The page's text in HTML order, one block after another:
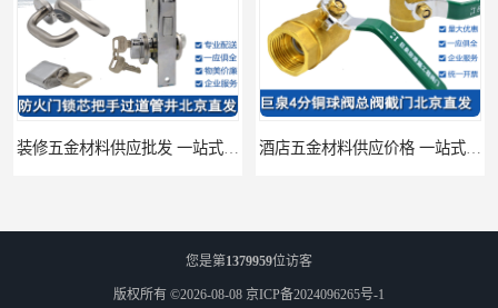
装修五金材料供应批发 一站式供应 酒店五金材料供应价格 一站式配送
您是第1379959位访客
版权所有 ©2026-08-08 京ICP备2024096265号-1